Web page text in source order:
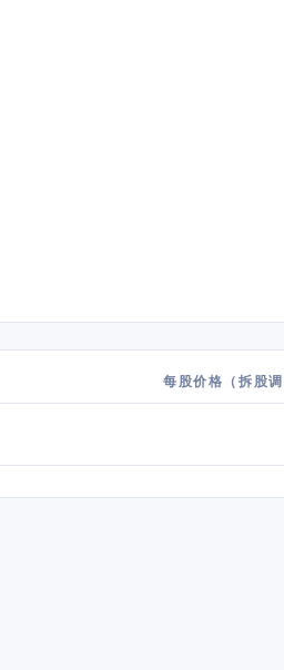
每股价格（拆股调